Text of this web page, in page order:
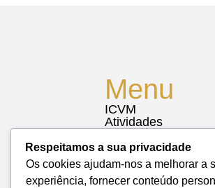
Menu
ICVM
Atividades
Biblioteca
Contactos
Mapa do Site
Respeitamos a sua privacidade
Os cookies ajudam-nos a melhorar a
experiência, fornecer conteúdo